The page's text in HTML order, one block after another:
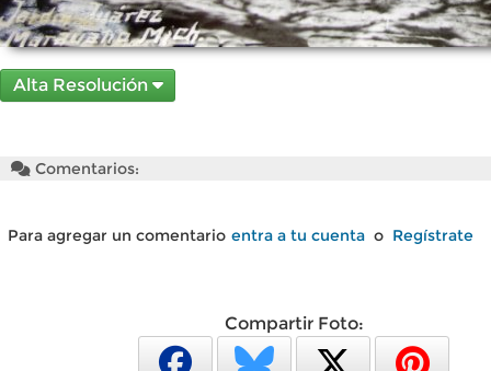
Alta Resolución
Comentarios:
Para agregar un comentario entra a tu cuenta o Regístrate
Compartir Foto: